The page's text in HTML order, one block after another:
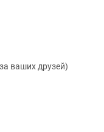
ваших друзей)